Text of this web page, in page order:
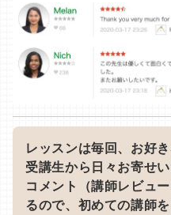
レッスンは毎回、お好
受講生から日々お寄せ
コメント（講師レビュ
るので、初めての講師